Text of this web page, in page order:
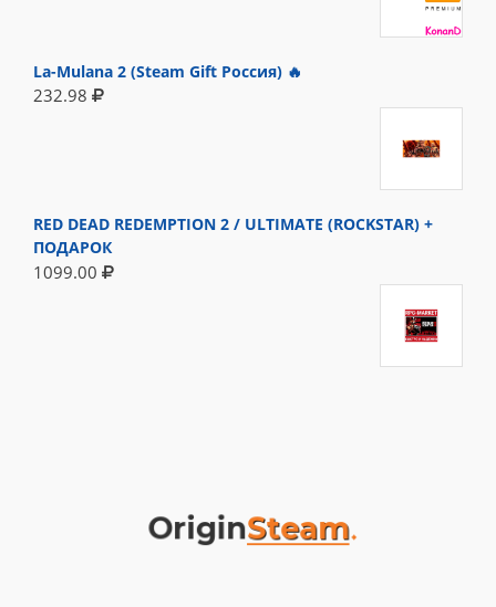
La-Mulana 2 (Steam Gift Россия) 🔥
232.98
RED DEAD REDEMPTION 2 / ULTIMATE (ROCKSTAR) +
ПОДАРОК
1099.00